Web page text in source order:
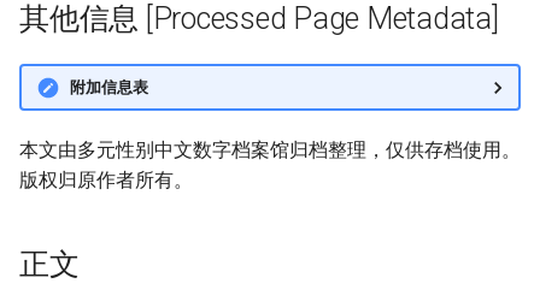
其他信息 [Processed Page Metadata]
附加信息表
本文由多元性别中文数字档案馆归档整理，仅供存档使用。
版权归原作者所有。
正文